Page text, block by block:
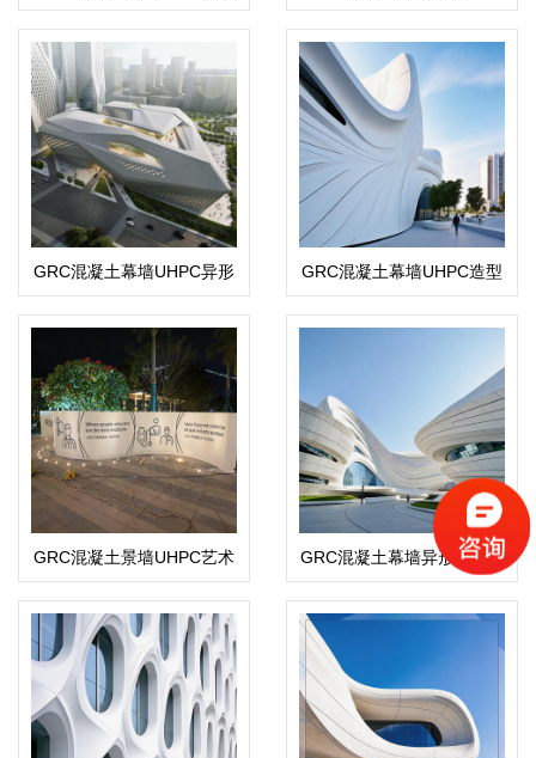
造型构件
景观造型
GRC混凝土幕墙UHPC异形
构件
GRC混凝土幕墙UHPC造型
构件
GRC混凝土景墙UHPC艺术
造型景观隔断
GRC混凝土幕墙异形造型构
件